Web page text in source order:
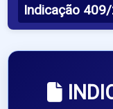
Indicação